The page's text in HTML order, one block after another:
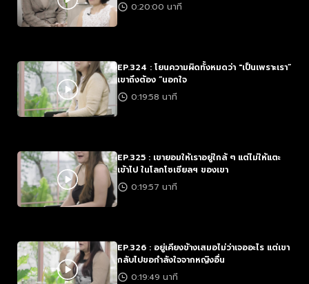
0:20:00 นาที
EP.324 : โยนความผิดทั้งหมดว่า "เป็นเพราะเรา”
เขาถึงต้อง “นอกใจ
0:19:58 นาที
EP.325 : เขายอมให้เราอยู่ใกล้ ๆ แต่ไม่ให้แตะ
เข้าไป ในโลกโซเชียลฯ ของเขา
0:19:57 นาที
EP.326 : อยู่เคียงข้างเสมอไม่ว่าเจออะไร แต่เขา
กลับไปขอกำลังใจจากหญิงอื่น
0:19:49 นาที